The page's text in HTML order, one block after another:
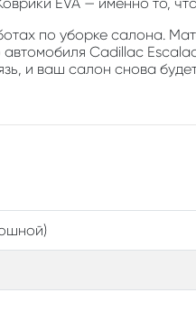
по уборке салона.
Cadillac
и ваш салон снова